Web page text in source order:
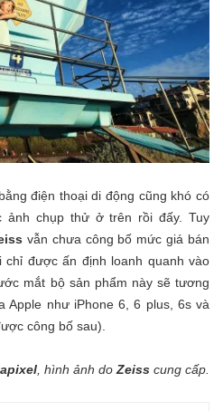
điện thoại di động cũng khó có
ảnh chụp thử ở trên rồi đấy. Tuy
vẫn chưa công bố mức giá bán
được ấn định loanh quanh vào
mắt bộ sản phẩm này sẽ tương
Apple như iPhone 6, 6 plus, 6s và
công bố sau).
, hình ảnh doZeiss cung cấp.